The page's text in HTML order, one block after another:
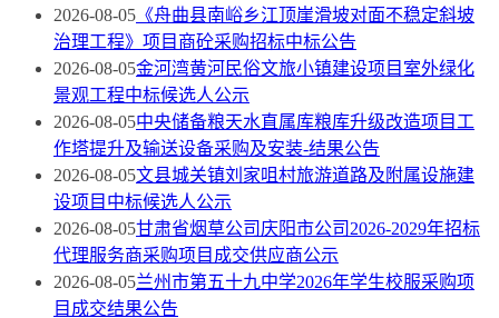
2026-08-05 《舟曲县南峪乡江顶崖滑坡对面不稳定斜坡
治理工程》项目商砼采购招标中标公告
2026-08-05金河湾黄河民俗文旅小镇建设项目室外绿化
景观工程中标候选人公示
2026-08-05中央储备粮天水直属库粮库升级改造项目工
作塔提升及输送设备采购及安装-结果公告
2026-08-05文县城关镇刘家咀村旅游道路及附属设施建
设项目中标候选人公示
2026-08-05甘肃省烟草公司庆阳市公司2026-2029年招标
代理服务商采购项目成交供应商公示
2026-08-05兰州市第五十九中学2026年学生校服采购项
目成交结果公告